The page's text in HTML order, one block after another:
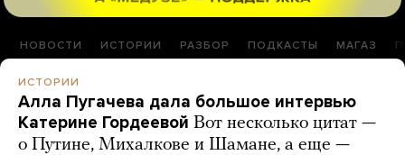
НОВОСТИ ИСТОРИИ РАЗБОР ПОДКАСТЫ МАГАЗ
ИСТОРИИ
Алла Пугачева дала большое интервью
Катерине Гордеевой Вот несколько цитат —
о Путине, Михалкове и Шамане, а еще —